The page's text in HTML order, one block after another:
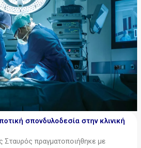
σπονδυλοδεσία στην κλινική
Σταυρός πραγματοποιήθηκε με